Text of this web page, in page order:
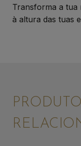
Transforma a tua
à altura das tuas